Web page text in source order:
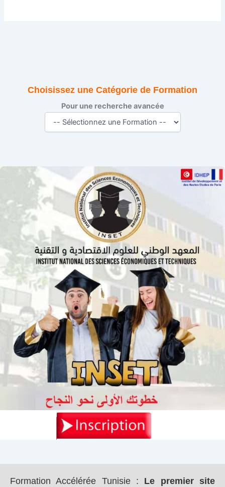
Choisissez une Catégorie de Formation
Pour une recherche avancée
Formation Accélérée Tunisie: Le premier site